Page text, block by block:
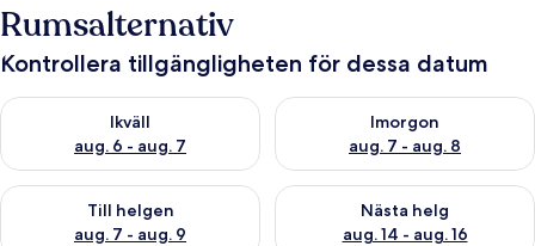
Rumsalternativ
Kontrollera tillgängligheten för dessa datum
Ikväll
aug. 6 - aug. 7
Kontrollera tillgängligheten för ikväll aug. 6 - aug. 7
Imorgon
aug. 7 - aug. 8
Kontrollera tillgängligheten
Till helgen
aug. 7 - aug. 9
Kontrollera tillgängligheten för den här helgen aug. 7 - aug. 9
Nästa helg
aug. 14 - aug. 16
Kontrollera tillgängligheten